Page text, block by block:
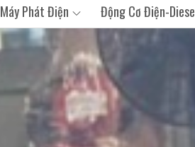
Máy Phát Điện Động Cơ Điện-